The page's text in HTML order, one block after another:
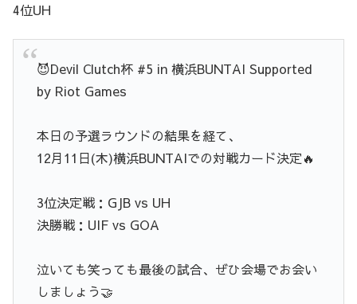
4位UH
😈Devil Clutch杯 #5 in 横浜BUNTAI Supported
by Riot Games
本日の予選ラウンドの結果を経て、
12月11日(木)横浜BUNTAIでの対戦カード決定🔥
3位決定戦：GJB vs UH
決勝戦：UIF vs GOA
泣いても笑っても最後の試合、ぜひ会場でお会い
しましょう🤝